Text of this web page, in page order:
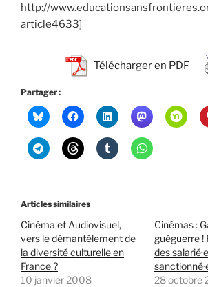
http://
article4633]
Télécharger en PDF
Partager :
Articles similaires
Cinéma et Audiovisuel,
vers le démantèlement de
la diversité culturelle en
France ?
10 janvier 2008
Cinémas :
guéguerre !
des
28 octobre